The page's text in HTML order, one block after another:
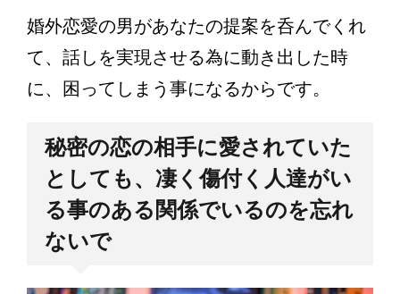
婚外恋愛の男があなたの提案を呑んでくれ
て、話しを実現させる為に動き出した時
に、困ってしまう事になるからです。
秘密の恋の相手に愛されていた
としても、凄く傷付く人達がい
る事のある関係でいるのを忘れ
ないで